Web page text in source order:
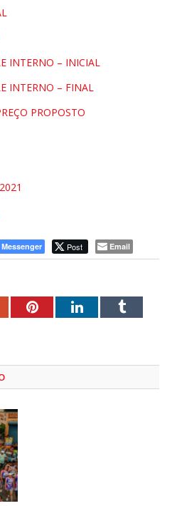
INTERNO – INICIAL
INTERNO – FINAL
PROPOSTO
Messenger Post Email
PinterestLinkedInTumblr